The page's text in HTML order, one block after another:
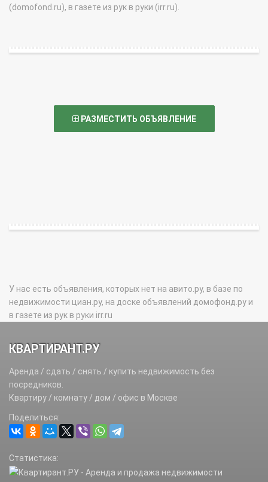
(domofond.ru), в газете из рук в руки (irr.ru).
РАЗМЕСТИТЬ ОБЪЯВЛЕНИЕ
У нас есть объявления, которых нет на авито.ру, в базе по
недвижимости циан.ру, на доске объявлений домофонд.ру и
в газете из рук в руки irr.ru
КВАРТИРАНТ.РУ
Аренда / сдать / снять / купить недвижимость без
посредников.
Квартиру / комнату / дом / офис в Москве
Поделиться:
Статистика: